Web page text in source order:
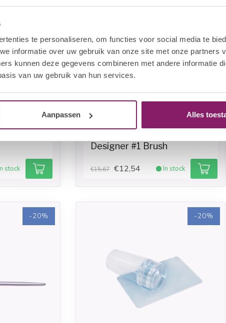
te personaliseren, om functies voor social media te
informatie over uw gebruik van onze site met onze partners
kunnen deze gegevens combineren met andere informatie
van uw gebruik van hun services.
Aanpassen Alles
stock
Designer #1 Brush
€15,67 €12,54 In stock
-20% -20%